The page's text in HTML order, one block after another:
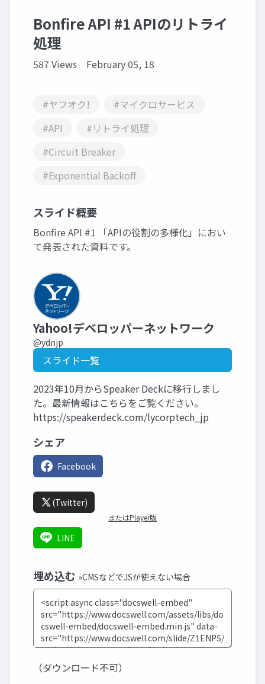
Bonfire API #1 APIのリトライ
処理
587 Views February 05, 18
#ヤフオク!
#マイクロサービス
#API
#リトライ処理
#Circuit Breaker
#Exponential Backoff
スライド概要
Bonfire API #1 「APIの役割の多様化」におい
て発表された資料です。
Yahoo!デベロッパーネットワーク
@ydnjp
スライド一覧
2023年10月からSpeaker Deckに移行しまし
た。最新情報はこちらをご覧ください。
https://speakerdeck.com/lycorptech_jp
シェア
Facebook
(Twitter)
またはPlayer版
LINE
埋め込む »CMSなどでJSが使えない場合
（ダウンロード不可）